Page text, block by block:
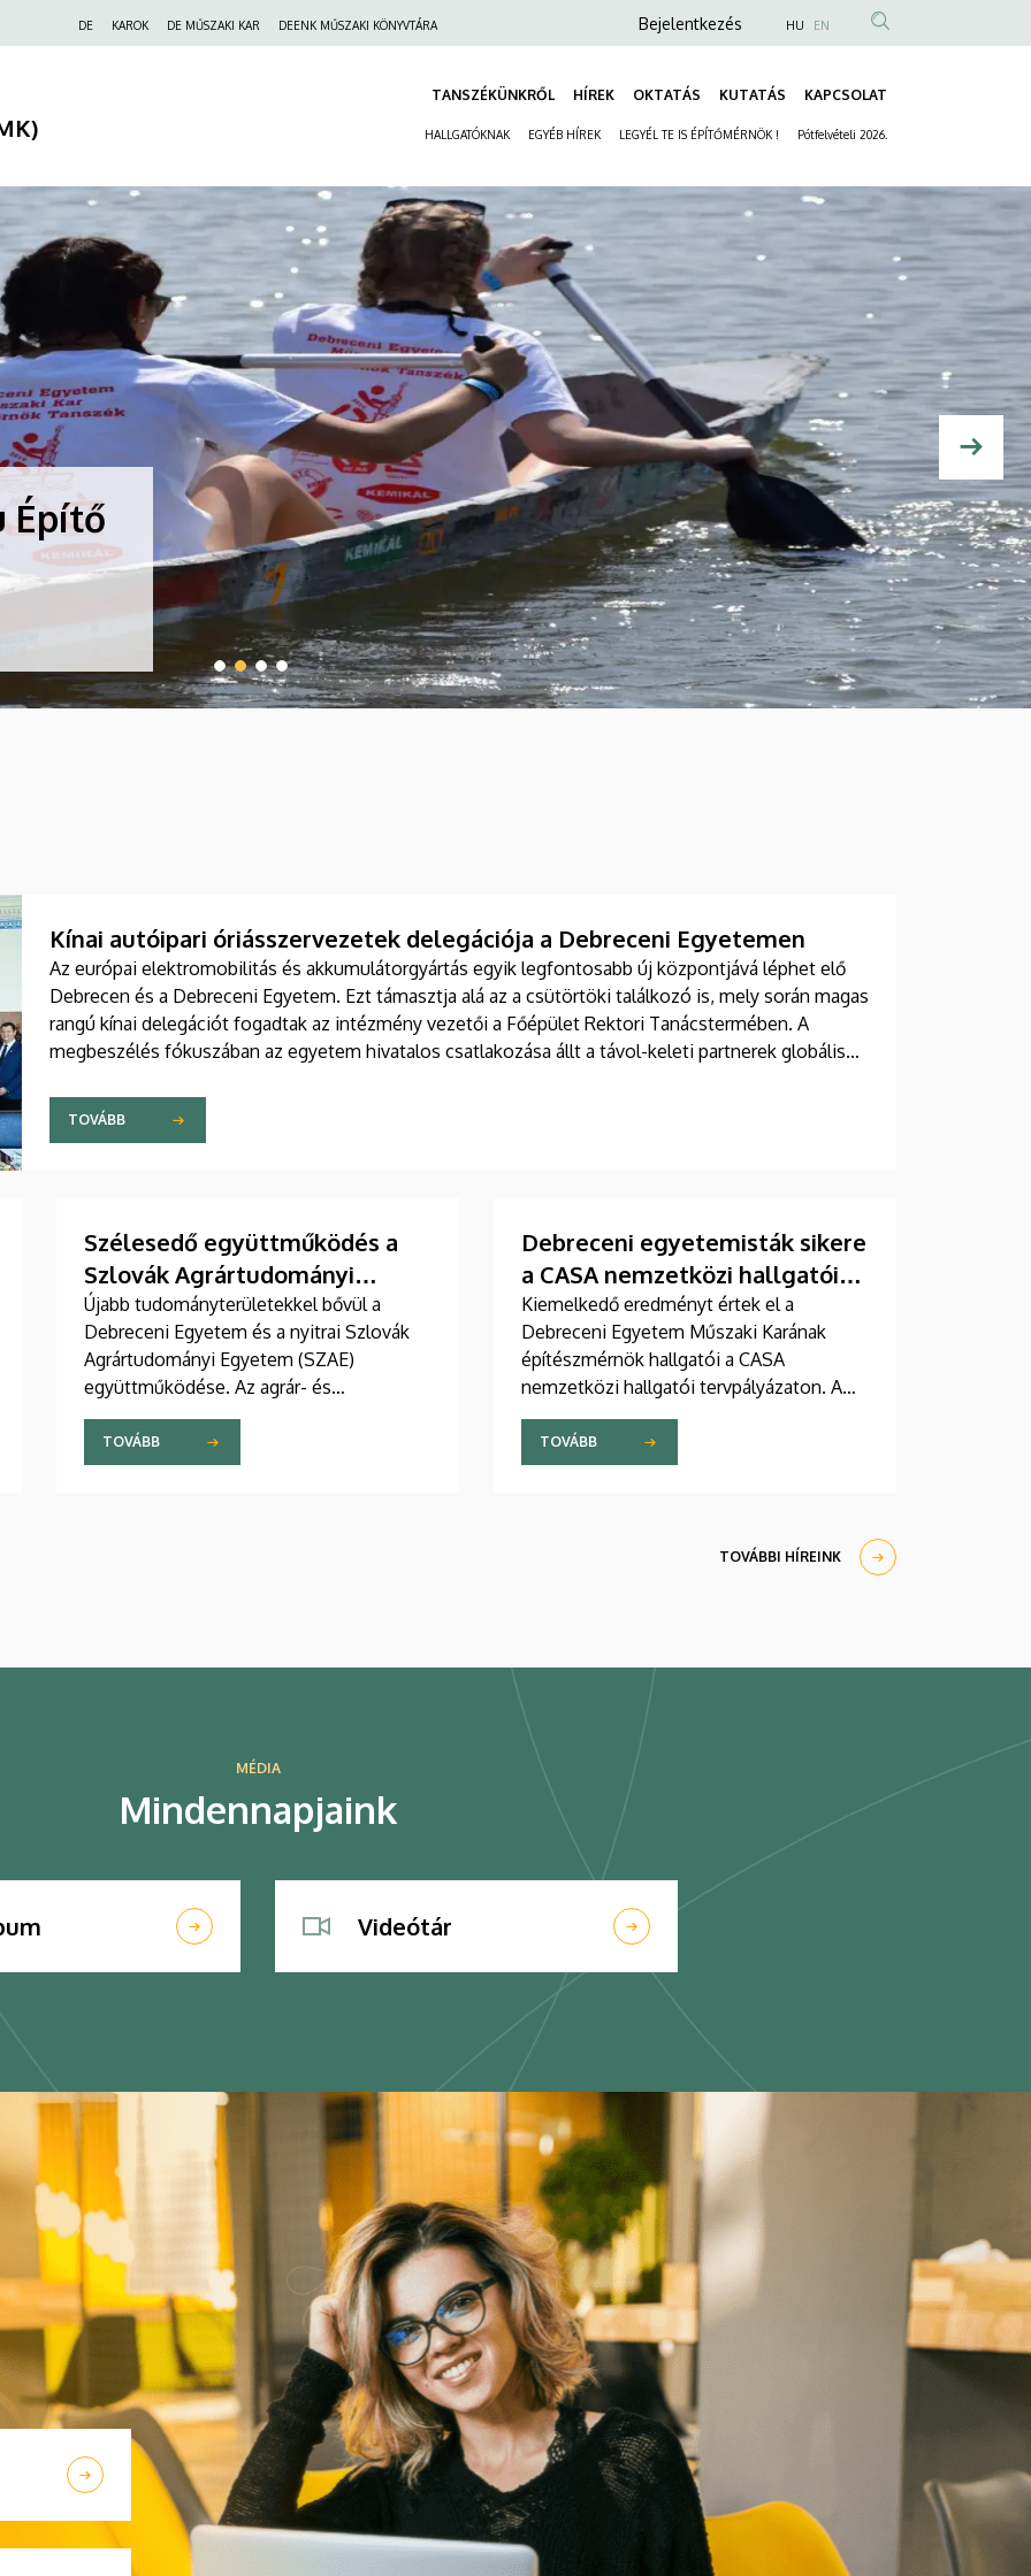
Felső
DE KAROK DE MŰSZAKI KAR DEENK MŰSZAKI KÖNYVTÁRA
Anonim
fiók
menüje
Bejelentkezés HU EN
TANSZÉKÜNKRŐL HÍREK OKTATÁS KUTATÁS KAPCSOLAT
navigáció
HALLGATÓKNAK EGYÉB HÍREK LEGYÉL TE IS ÉPÍTŐMÉRNÖK ! Pótfelvételi 2026.
TörDElő Tésztahíd Építő
Műhely
TOVÁBB
Kínai autóipari óriásszervezetek delegációja a Debreceni Egyetemen
Az európai elektromobilitás és akkumulátorgyártás egyik legfontosabb új központjává léphet elő
Debrecen és a Debreceni Egyetem. Ezt támasztja alá az a csütörtöki találkozó is, mely során magas
rangú kínai delegációt fogadtak az intézmény vezetői a Főépület Rektori Tanácstermében. A
megbeszélés fókuszában az egyetem hivatalos csatlakozása állt a távol-keleti partnerek globális
TOVÁBB
Szélesedő együttműködés a
Szlovák Agrártudományi
Egyetemmel
Újabb tudományterületekkel bővül a
Debreceni Egyetem és a nyitrai Szlovák
Agrártudományi Egyetem (SZAE)
együttműködése. Az agrár- és
élelmiszertudományok után műszaki és
gazdaságtudományi területeken is
szorosabbra fűzi viszonyát a két
TOVÁBB
Debreceni egyetemisták sikere
a CASA nemzetközi hallgatói
tervpályázaton
Kiemelkedő eredményt értek el a
Debreceni Egyetem Műszaki Karának
építészmérnök hallgatói a CASA
nemzetközi hallgatói tervpályázaton. A
rangos megmérettetésen a nemzetközi
zsűri által kiválasztott tíz legjobb
pályamunka közül három a debreceni
TOVÁBB
TOVÁBBI HÍREINK
MÉDIA
Mindennapjaink
Videótár